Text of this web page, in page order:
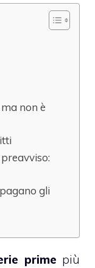
non è
gli
prime più